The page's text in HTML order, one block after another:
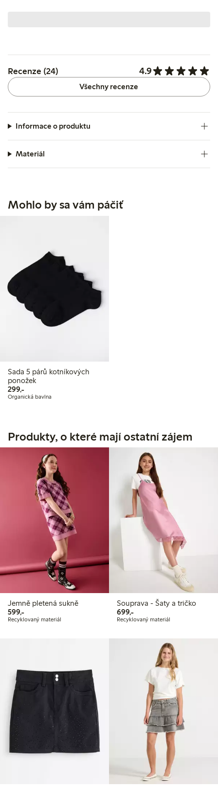
Recenze (24) 4.9
Všechny recenze
Informace o produktu
Materiál
Mohlo by sa vám páčiť
Sada 5 párů kotníkových
ponožek
299,-299,00 Kč
Organická bavlna
Produkty, o které mají ostatní zájem
Jemně pletená sukně
599,-599,00 Kč
Recyklovaný materiál
Souprava - Šaty a tričko
699,-699,00 Kč
Recyklovaný materiál